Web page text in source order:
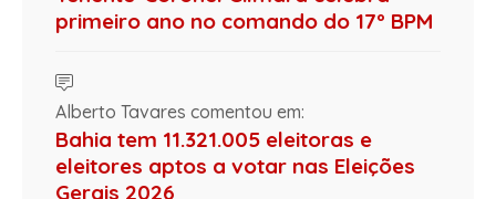
primeiro ano no comando do 17º BPM
Alberto Tavares comentou em:
Bahia tem 11.321.005 eleitoras e
eleitores aptos a votar nas Eleições
Gerais 2026